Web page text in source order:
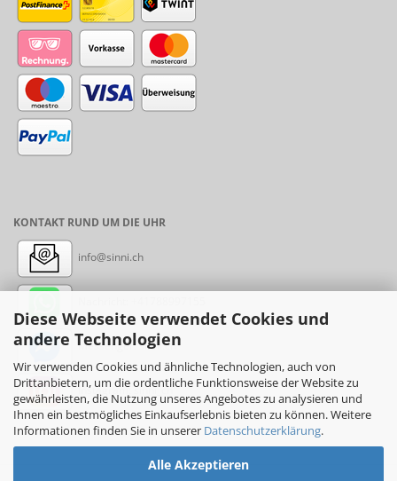
Diese Webseite verwendet Cookies und
andere Technologien
Wir verwenden Cookies und ähnliche Technologien, auch von
Drittanbietern, um die ordentliche Funktionsweise der Website zu
gewährleisten, die Nutzung unseres Angebotes zu analysieren und
Ihnen ein bestmögliches Einkaufserlebnis bieten zu können. Weitere
Informationen finden Sie in unserer Datenschutzerklärung.
Alle Akzeptieren
KONTAKT RUND UM DIE UHR
info@sinni.ch
Messenger: sinni.ch
Instagram: sinni_ch